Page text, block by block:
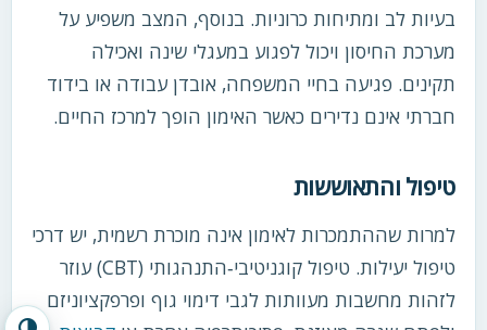
בעיות לב ומתיחות כרוניות. בנוסף, המצב משפיע על
מערכת החיסון ויכול לפגוע במעגלי שינה ואכילה
תקינים. פגיעה בחיי המשפחה, אובדן עבודה או בידוד
חברתי אינם נדירים כאשר האימון הופך למרכז החיים.
טיפול והתאוששות
למרות שההתמכרות לאימון אינה מוכרת רשמית, יש דרכי
טיפול יעילות. טיפול קוגניטיבי‑התנהגותי (CBT) עוזר
לזהות מחשבות מעוותות לגבי דימוי גוף ופרפקציוניזם